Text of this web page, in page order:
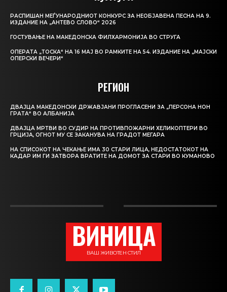
РАСПИШАН МЕЃУНАРОДНИОТ КОНКУРС ЗА НЕОБЈАВЕНА ПЕСНА НА 9.
ИЗДАНИЕ НА „АНТЕВО СЛОВО“ 2026
ГОСТУВАЊЕ НА МАКЕДОНСКА ФИЛХАРМОНИЈА ВО СТРУГА
ОПЕРАТА „ТОСКА“ НА 16 МАЈ ВО РАМКИТЕ НА 54. ИЗДАНИЕ НА „МАЈСКИ
ОПЕРСКИ ВЕЧЕРИ“
РЕГИОН
ДВАЈЦА МАКЕДОНСКИ ДРЖАВЈАНИ ПРОГЛАСЕНИ ЗА „ПЕРСОНА НОН
ГРАТА“ ВО АЛБАНИЈА
ДВАЈЦА МРТВИ ВО СУДИР НА ПРОТИВПОЖАРНИ ХЕЛИКОПТЕРИ ВО
ГРЦИЈА, ОГНОТ МУ СЕ ЗАКАНУВА НА ГРАДОТ МЕГАРА
НА СПИСОКОТ НА ЧЕКАЊЕ ИМА 30 СТАРИ ЛИЦА, НЕДОСТАТОКОТ НА
КАДАР ИМ ГИ ЗАТВОРА ВРАТИТЕ НА ДОМОТ ЗА СТАРИ ВО КУМАНОВО
ВИНИЦА
ВАШ ЖИВОТЕН СТИЛ